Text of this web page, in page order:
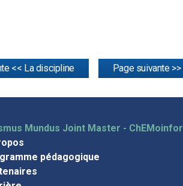
<< La discipline Page suivante
Mundus Joint Master -
pédagogique